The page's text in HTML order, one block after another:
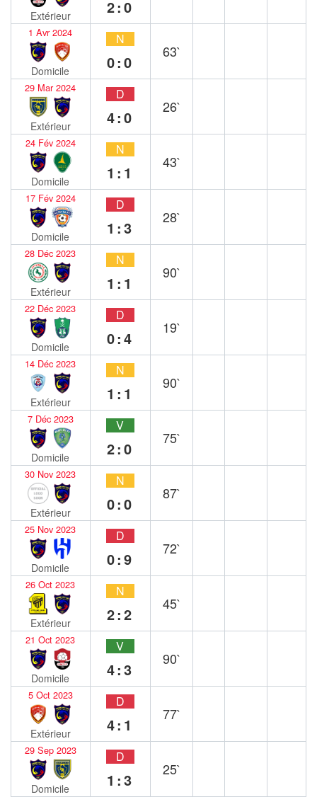
Extérieur 2:0
1 Avr 2024
Domicile
N
0:0
63`
29 Mar 2024
Extérieur
D
4:0
26`
24 Fév 2024
Domicile
N
1:1
43`
17 Fév 2024
Domicile
D
1:3
28`
28 Déc 2023
Extérieur
N
1:1
90`
22 Déc 2023
Domicile
D
0:4
19`
14 Déc 2023
Extérieur
N
1:1
90`
7 Déc 2023
Domicile
V
2:0
75`
30 Nov 2023
Extérieur
N
0:0
87`
25 Nov 2023
Domicile
D
0:9
72`
26 Oct 2023
Extérieur
N
2:2
45`
21 Oct 2023
Domicile
V
4:3
90`
5 Oct 2023
Extérieur
D
4:1
77`
29 Sep 2023
Domicile
D
1:3
25`